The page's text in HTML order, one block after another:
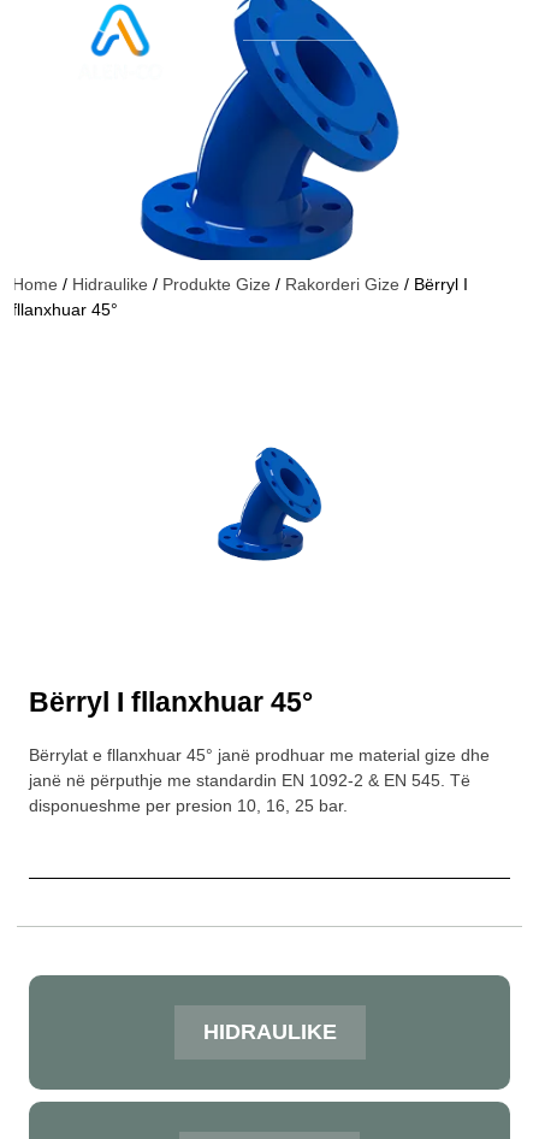
Home / Hidraulike / Produkte Gize / Rakorderi Gize / Bërryl I
fllanxhuar 45°
Bërryl I fllanxhuar 45°
Bërrylat e fllanxhuar 45° janë prodhuar me material gize dhe
janë në përputhje me standardin EN 1092-2 & EN 545. Të
disponueshme per presion 10, 16, 25 bar.
HIDRAULIKE